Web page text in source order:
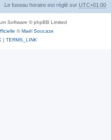
Le fuseau horaire est réglé sur UTC+01:00
Software © phpBB Limited
©Maël Soucaze
| TERMS_LINK